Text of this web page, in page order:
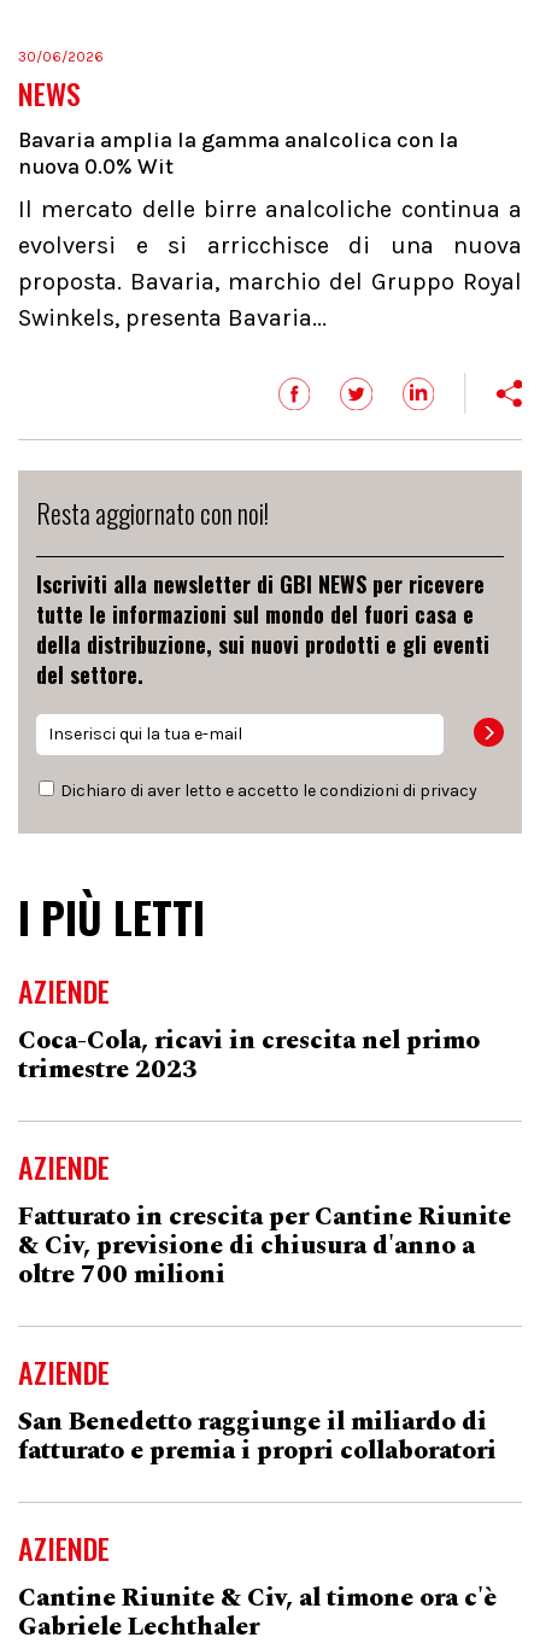
30/06/2026
NEWS
Bavaria amplia la gamma analcolica con la
nuova 0.0% Wit
Il mercato delle birre analcoliche continua a
evolversi e si arricchisce di una nuova
proposta. Bavaria, marchio del Gruppo Royal
Swinkels, presenta Bavaria...
Resta aggiornato con noi!
Iscriviti alla newsletter di GBI NEWS per ricevere
tutte le informazioni sul mondo del fuori casa e
della distribuzione, sui nuovi prodotti e gli eventi
del settore.
Dichiaro di aver letto e accetto le condizioni di privacy
I PIÙ LETTI
AZIENDE
Coca-Cola, ricavi in crescita nel primo
trimestre 2023
AZIENDE
Fatturato in crescita per Cantine Riunite
& Civ, previsione di chiusura d'anno a
oltre 700 milioni
AZIENDE
San Benedetto raggiunge il miliardo di
fatturato e premia i propri collaboratori
AZIENDE
Cantine Riunite & Civ, al timone ora c'è
Gabriele Lechthaler